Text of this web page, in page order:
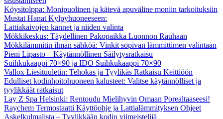
Köysitolppa: Monipuolinen ja kätevä apuväline moniin tarkoituksiin
Mustat Hanat Kylpyhuoneeseen:
Lattiakaivojen kannet ja niiden valinta
Mökkikeskus: Täydellinen Pakopaikka Luonnon Rauhaan
Mökkilämmitin ilman sähköä: Vinkit sopivan lämmittimen valintaan
Pieni Lipasto – Käytännöllinen Säilytysratkaisu
Suihkukaappi 70×90 ja IDO Suihkukaappi 70×90
Vallox Liesituuletin: Tehokas ja Tyylikäs Ratkaisu Keittiöön
Edulliset kodinhoitohuoneen kalusteet: Valitse käytännölliset ja
tyylikkäät ratkaisut
Lay Z Spa Helsinki: Rentoudu Mielihyvin Omaan Porealtaaseesi!
Raychem Termostaatti Käyttöohje ja Lattialämmityksen Ohjeet
Askelkulmalista – Tyylikkään kodin viimeistelijä